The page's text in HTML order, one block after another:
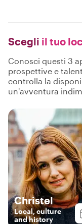
Scegli il tuo
Conosci questi 3
prospettive e
controlla la
un'avventura
Christel
Local, culture
and history